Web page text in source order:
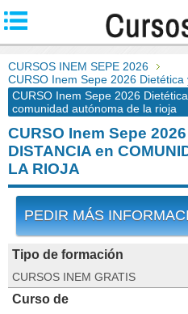
CURSOS INEM SEPE 2026
CURSO Inem Sepe 2026 Dietética
CURSO Inem Sepe 2026
comunidad autónoma de la rioja
CURSO Inem Sepe
DISTANCIA en
LA RIOJA
PEDIR MÁS
Tipo de formación
CURSOS INEM GRATIS
Curso de